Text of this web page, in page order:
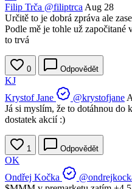
Filip Trča @filiptrca Aug 28
Určitě to je dobrá zpráva ale
Podle mě je tohle už
to trvá
0 Odpovědět
KJ
Krystof Jane
@krystofjane
Já si myslím, že to dotáhnou do
dostatek akcií :)
1 Odpovědět
OK
Ondřej Kočka